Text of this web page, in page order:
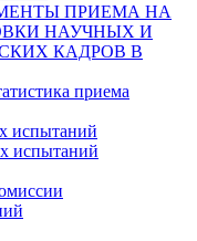
ПРИЕМА НА
НАУЧНЫХ И
КАДРОВ В
приема
испытаний
испытаний